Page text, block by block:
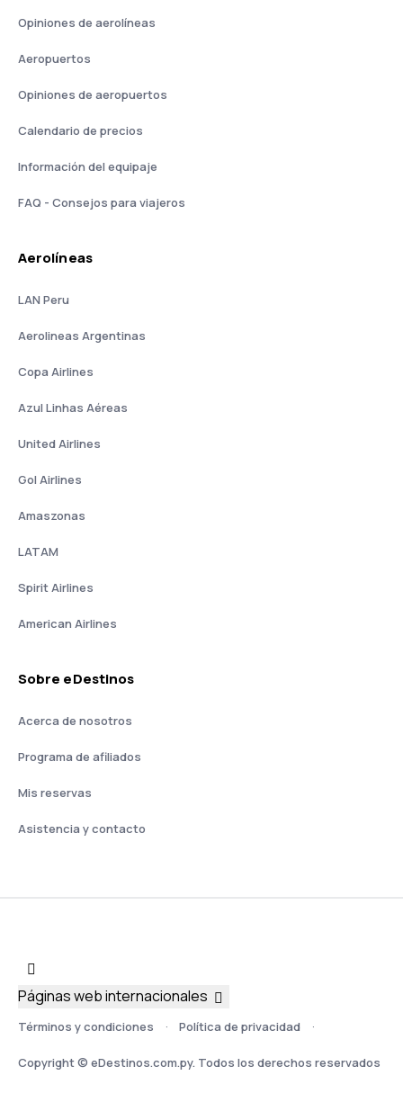
Opiniones de aerolíneas
Aeropuertos
Opiniones de aeropuertos
Calendario de precios
Información del equipaje
FAQ - Consejos para viajeros
Aerolíneas
LAN Peru
Aerolineas Argentinas
Copa Airlines
Azul Linhas Aéreas
United Airlines
Gol Airlines
Amaszonas
LATAM
Spirit Airlines
American Airlines
Sobre eDestinos
Acerca de nosotros
Programa de afiliados
Mis reservas
Asistencia y contacto
Términos y condiciones Política de privacidad
Copyright © eDestinos.com.py. Todos los derechos reservados
Páginas web internacionales